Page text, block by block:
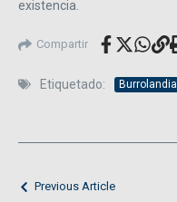
existencia.
Compartir
Etiquetado: Burrolandia
Previous Article